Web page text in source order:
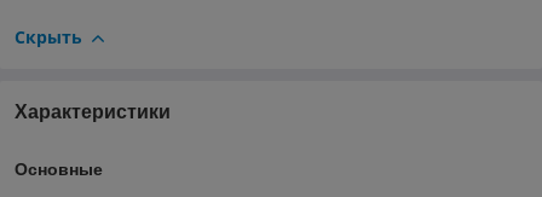
Скрыть
Характеристики
Основные